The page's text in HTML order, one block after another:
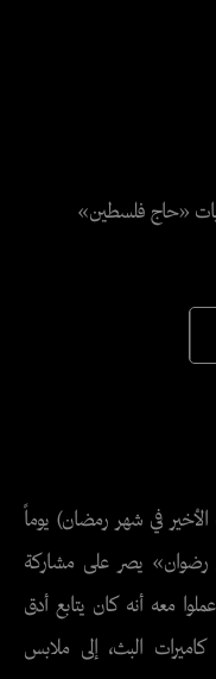
«حاج فلسطين»
في شهر رمضان) يوماً
رضوان» يصر على مشاركة
معه أنه كان يتابع أدق
البث، إلى ملابس